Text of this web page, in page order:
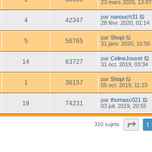
23 mars 2020, 13:07
4 42347 par nanouch31
28 févr. 2020, 01:14
5 56765 par Shopi
31 janv. 2020, 10:50
14 63727 par CelineJouvet
31 oct. 2019, 03:34
1 36157 par Shopi
05 oct. 2019, 11:23
19 74231 par thomasc021
03 juil. 2019, 20:55
310 sujets Page1